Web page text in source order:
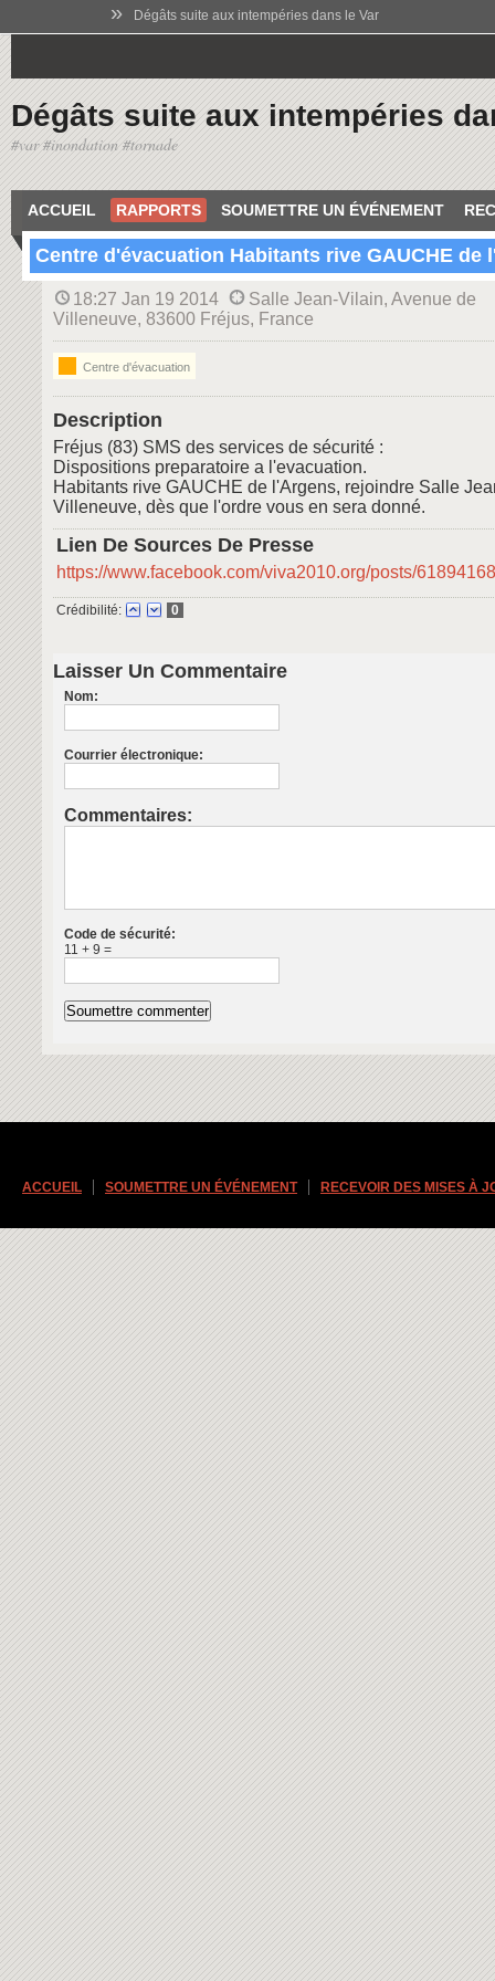
» Dégâts suite aux intempéries dans le Var
Dégâts suite aux intempéries
#var #inondation #tornade
ACCUEIL RAPPORTS SOUMETTRE UN ÉVÉNEMENT
Centre d'évacuation Habitants rive GAUCHE de
18:27 Jan 19 2014
Salle Jean-Vilain, Avenue de
Villeneuve, 83600 Fréjus, France
Centre d'évacuation
Description
Fréjus (83) SMS des services de sécurité :
Dispositions preparatoire a l'evacuation.
Habitants rive GAUCHE de l'Argens, rejoindre Salle
Villeneuve, dès que l'ordre vous en sera donné.
Lien De Sources De Presse
https://www.facebook.com/viva2010.org/posts/
Crédibilité: 0
Laisser Un Commentaire
Nom:
Courrier électronique:
Commentaires:
Code de sécurité:
11 + 9 =
ACCUEIL SOUMETTRE UN ÉVÉNEMENT RECEVOIR DES MISES À